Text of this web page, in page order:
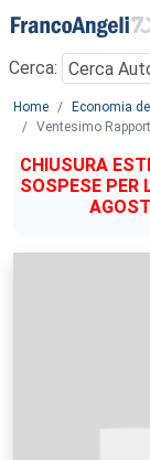
Menu
Cerca:
Main content
Home
Economia
Ventesimo
CHIUSURA
SOSPESE PER